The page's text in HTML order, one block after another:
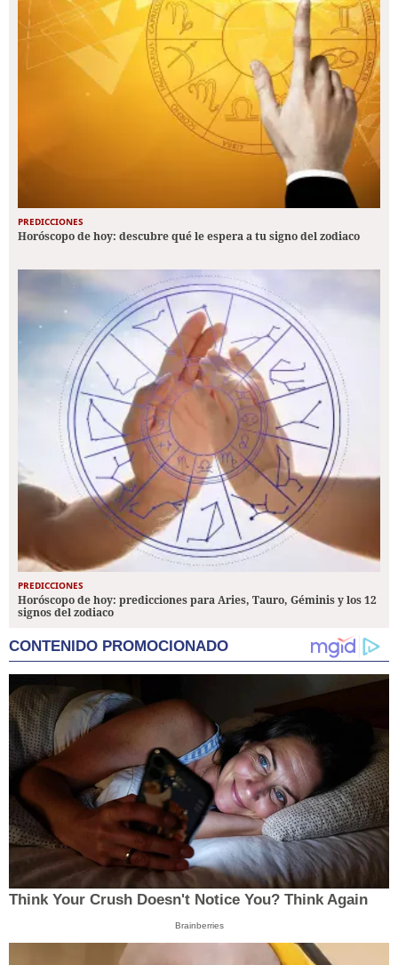
PREDICCIONES
Horóscopo de hoy: descubre qué le espera a tu signo del zodiaco
PREDICCIONES
Horóscopo de hoy: predicciones para Aries, Tauro, Géminis y los 12
signos del zodiaco
CONTENIDO PROMOCIONADO
Think Your Crush Doesn't Notice You? Think Again
Brainberries